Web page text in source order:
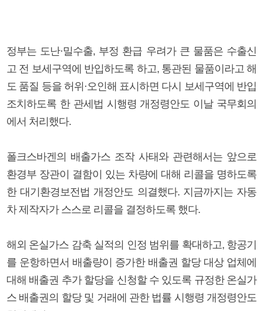
정부는 도난·밀수출, 부정 환급 우려가 큰 물품은 수출신
고 전 보세구역에 반입하도록 하고, 통관된 물품이라고 해
도 품질 등을 허위·오인해 표시하면 다시 보세구역에 반입
조치하도록 한 관세법 시행령 개정령안도 이날 국무회의
에서 처리했다.
폴크스바겐의 배출가스 조작 사태와 관련해서는 앞으로
환경부 장관이 결함이 있는 차량에 대해 리콜을 명하도록
한 대기환경보전법 개정안도 의결했다. 지금까지는 자동
차 제작자가 스스로 리콜을 결정하도록 했다.
해외 온실가스 감축 실적의 인정 범위를 확대하고, 항공기
를 운항하면서 배출량이 증가한 배출권 할당 대상 업체에
대해 배출권 추가 할당을 신청할 수 있도록 규정한 온실가
스 배출권의 할당 및 거래에 관한 법률 시행령 개정령안도